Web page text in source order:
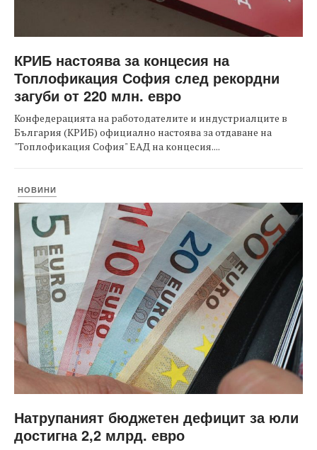
КРИБ настоява за концесия на
Топлофикация София след рекордни
загуби от 220 млн. евро
Конфедерацията на работодателите и индустриалците в
България (КРИБ) официално настоява за отдаване на
"Топлофикация София" ЕАД на концесия....
НОВИНИ
Натрупаният бюджетен дефицит за юли
достигна 2,2 млрд. евро